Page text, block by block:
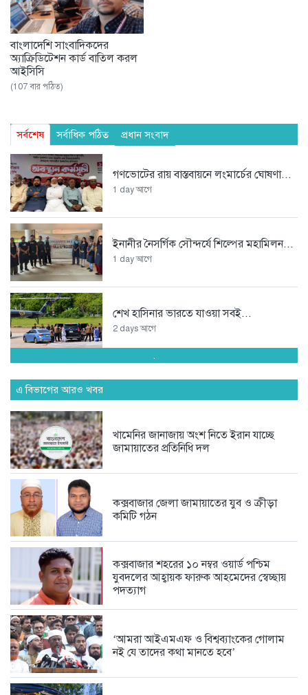
বাংলাদেশি সাংবাদিকদের
অ্যাক্রিডিটেশন কার্ড বাতিল করল
আইসিসি
(107 বার পঠিত)
সর্বশেষ সর্বাধিক পঠিত প্রধান সংবাদ
গণভোটের রায় বাস্তবায়নে লংমার্চের ঘোষণা...
1 day আগে
ইনানীর নৈসর্গিক সৌন্দর্যে শিল্পের মহামিলন...
1 day আগে
শেখ হাসিনার ভারতে যাওয়া সবই...
2 days আগে
অপপ্রচারকারী চাঁদাবাজ সিন্ডিকেটর বিরুদ্ধে
অদক্ষতা ও বহিরাগতদের দিয়ে দাপ্তরিক...
স্কপ কেন্দ্রীয় নেতৃবৃন্দের সঙ্গে কক্সবাজার...
সামুদ্রিক পরিবেশ রক্ষায় কুতুবদিয়া ব্লু...
সরকারের রাজস্ব বৃদ্ধি এবং সাধারণ...
6 days আগে
.
এ বিভাগের আরও খবর
খামেনির জানাজায় অংশ নিতে ইরান যাচ্ছে
জামায়াতের প্রতিনিধি দল
কক্সবাজার জেলা জামায়াতের যুব ও ক্রীড়া
কমিটি গঠন
কক্সবাজার শহরের ১০ নম্বর ওয়ার্ড পশ্চিম
যুবদলের আহ্বায়ক ফারুক আহমেদের স্বেচ্ছায়
পদত্যাগ
‘আমরা আইএমএফ ও বিশ্বব্যাংকের গোলাম
নই যে তাদের কথা মানতে হবে’